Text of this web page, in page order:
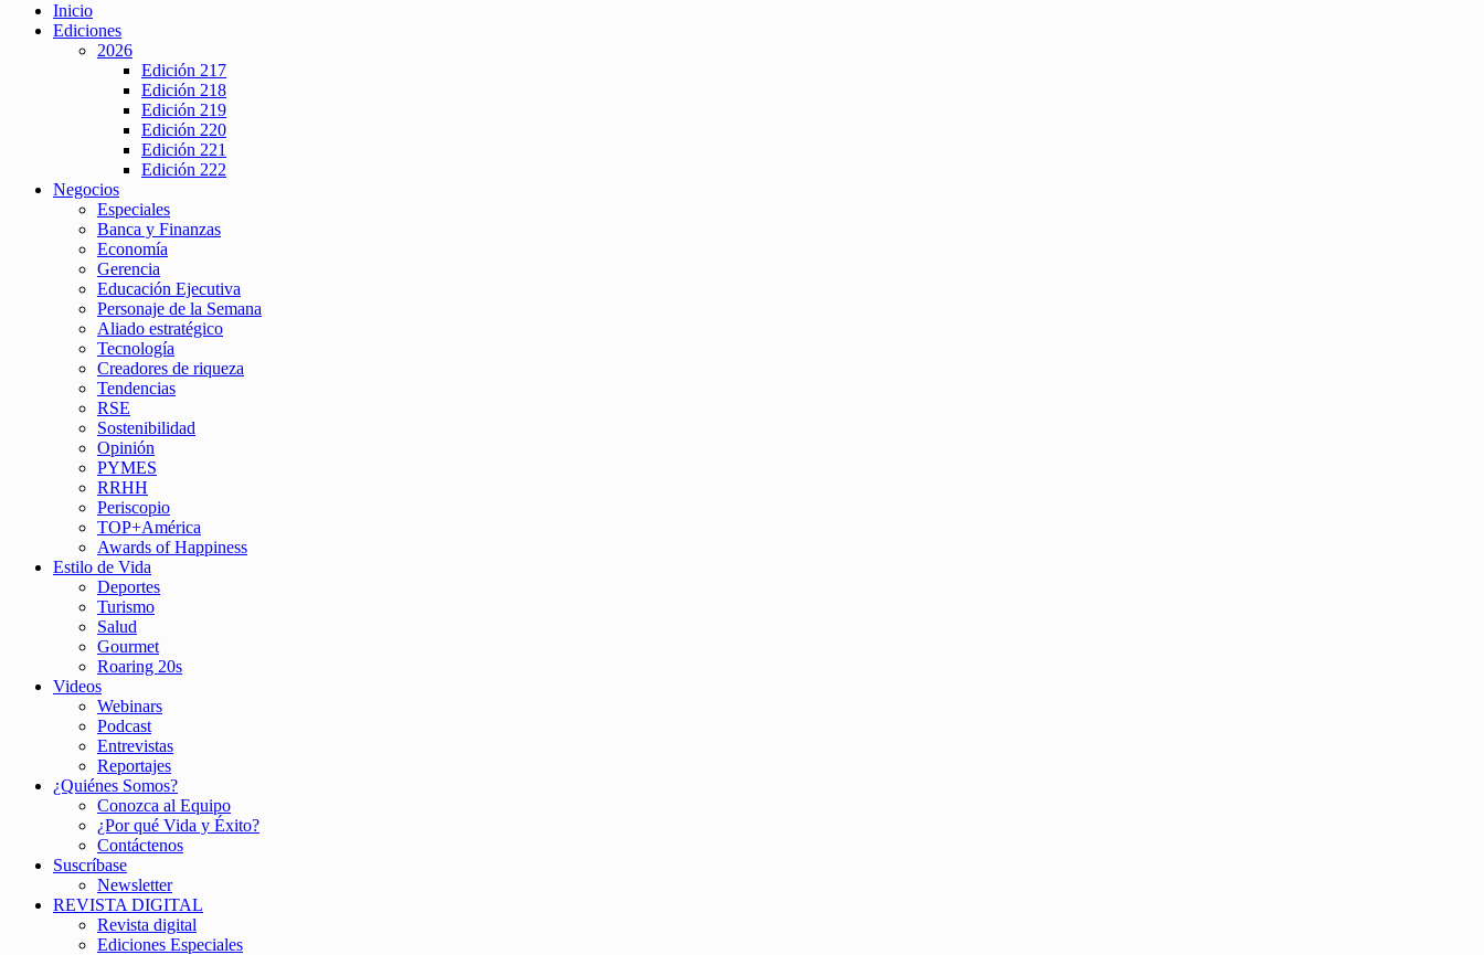
Inicio
Ediciones
2026
Edición 217
Edición 218
Edición 219
Edición 220
Edición 221
Edición 222
Negocios
Especiales
Banca y Finanzas
Economía
Gerencia
Educación Ejecutiva
Personaje de la Semana
Aliado estratégico
Tecnología
Creadores de riqueza
Tendencias
RSE
Sostenibilidad
Opinión
PYMES
RRHH
Periscopio
TOP+América
Awards of Happiness
Estilo de Vida
Deportes
Turismo
Salud
Gourmet
Roaring 20s
Videos
Webinars
Podcast
Entrevistas
Reportajes
¿Quiénes Somos?
Conozca al Equipo
¿Por qué Vida y Éxito?
Contáctenos
Suscríbase
Newsletter
REVISTA DIGITAL
Revista digital
Ediciones Especiales